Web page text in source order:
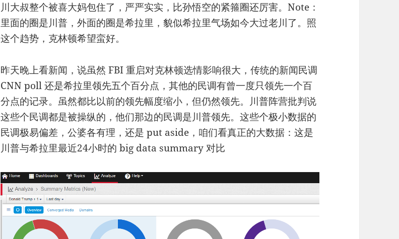
川大叔整个被喜大妈包住了，严严实实，比孙悟空的紧箍圈还厉害。Note：
里面的圈是川普，外面的圈是希拉里，貌似希拉里气场如今大过老川了。照
这个趋势，克林顿希望蛮好。
昨天晚上看新闻，说虽然 FBI 重启对克林顿选情影响很大，传统的新闻民调
CNN poll 还是希拉里领先五个百分点，其他的民调有曾一度只领先一个百
分点的记录。虽然都比以前的领先幅度缩小，但仍然领先。川普阵营批判说
这些个民调都是被操纵的，他们那边的民调是川普领先。这些个极小数据的
民调极易偏差，公婆各有理，还是 put aside，咱们看真正的大数据：这是
川普与希拉里最近24小时的 big data summary 对比